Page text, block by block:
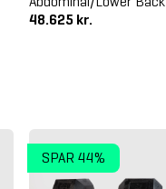
48.625 kr.
SPAR 44%